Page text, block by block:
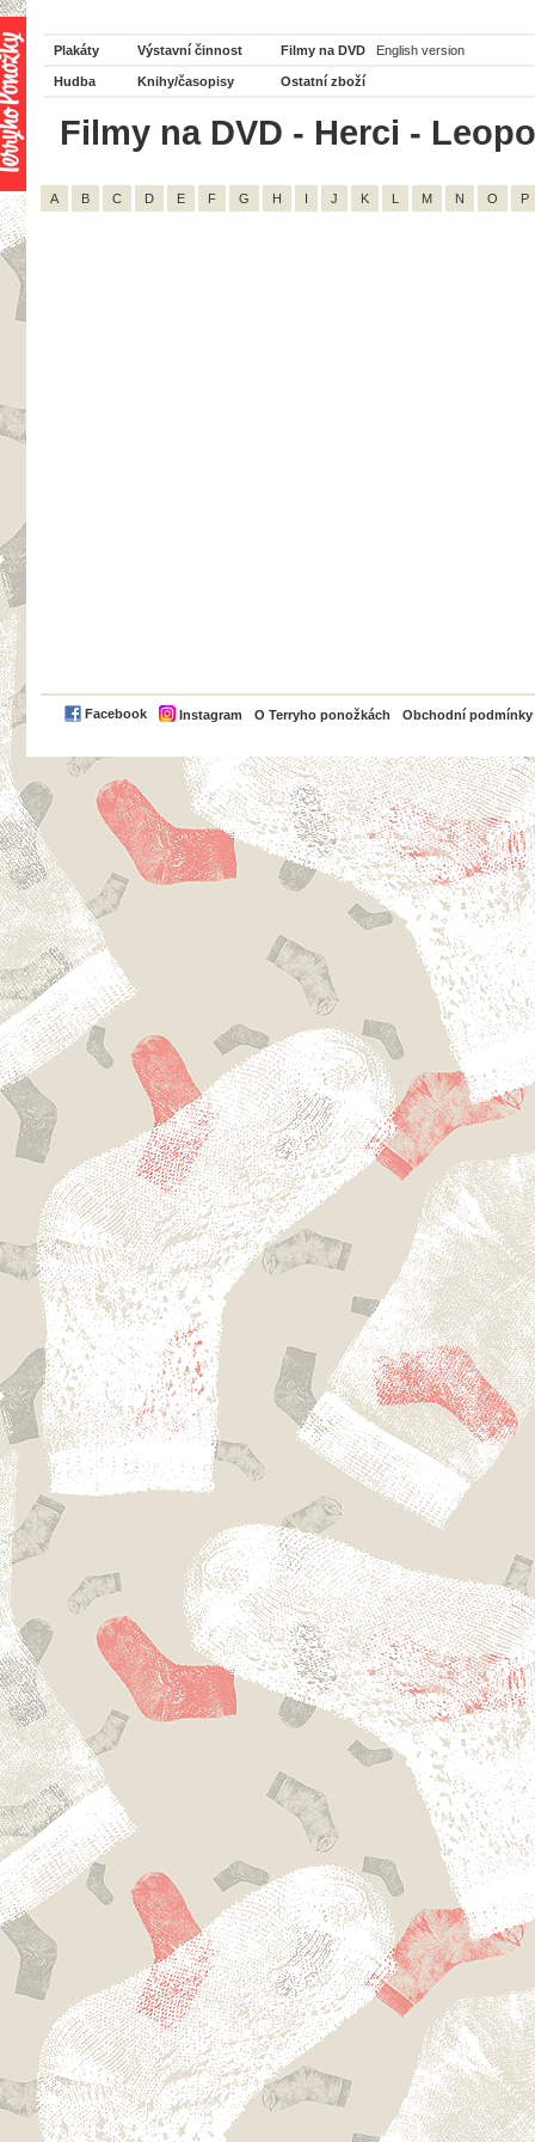
Plakáty Výstavní činnost Filmy na DVD English version
Hudba Knihy/časopisy Ostatní zboží
Filmy na DVD - Herci -
A B C D E F G H I J K L M N O P
Facebook Instagram O Terryho ponožkách Obchodní podmínky
PayPal